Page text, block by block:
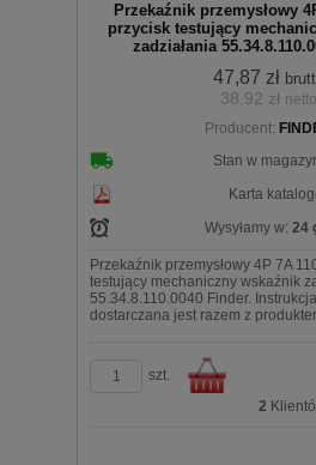
koszyka
Przekaźnik przemysłowy
przycisk testujący
zadziałania
47,87 zł
38,92 zł netto
Producent:
Stan w
Karta
Wysyłamy w: 24
Przekaźnik przemysłowy 4P 7A
testujący mechaniczny wskaźnik
55.34.8.110.0040 Finder.
dostarczana jest razem z
szt.
2